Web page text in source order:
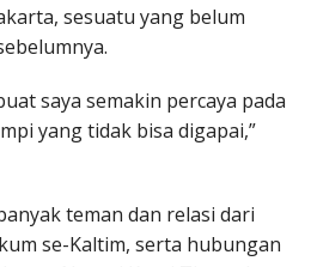
sesuatu yang belum
saya semakin percaya pada
yang tidak bisa digapai,”
teman dan relasi dari
se-Kaltim, serta hubungan